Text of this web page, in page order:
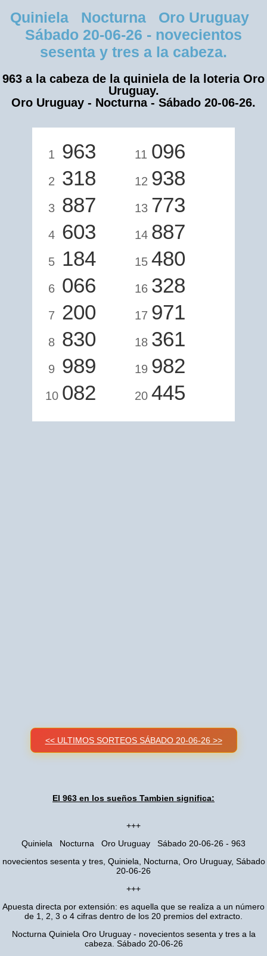
Quiniela Nocturna Oro Uruguay
Sábado 20-06-26 - novecientos
sesenta y tres a la cabeza.
963 a la cabeza de la quiniela de la loteria Oro
Uruguay.
Oro Uruguay - Nocturna - Sábado 20-06-26.
1 963
2 318
3 887
4 603
5 184
6 066
7 200
8 830
9 989
10 082
11 096
12 938
13 773
14 887
15 480
16 328
17 971
18 361
19 982
20 445
<< ULTIMOS SORTEOS SÁBADO 20-06-26 >>
El 963 en los sueños Tambien significa:
+++
Quiniela Nocturna Oro Uruguay Sábado 20-06-26 - 963
novecientos sesenta y tres, Quiniela, Nocturna, Oro Uruguay, Sábado
20-06-26
+++
Apuesta directa por extensión: es aquella que se realiza a un número
de 1, 2, 3 o 4 cifras dentro de los 20 premios del extracto.
Nocturna Quiniela Oro Uruguay - novecientos sesenta y tres a la
cabeza. Sábado 20-06-26